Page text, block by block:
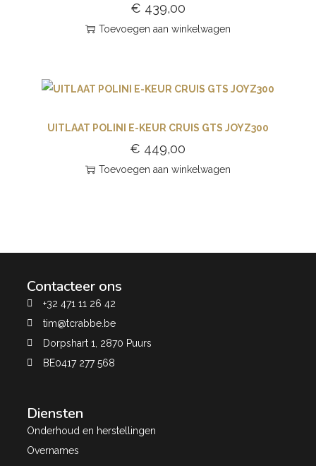
€ 439,00
Toevoegen aan winkelwagen
UITLAAT POLINI E-KEUR CRUIS GTS JOYZ300
€ 449,00
Toevoegen aan winkelwagen
Contacteer ons
+32 471 11 26 42
tim@tcrabbe.be
Dorpshart 1, 2870 Puurs
BE0417 277 568
Diensten
Onderhoud en herstellingen
Overnames